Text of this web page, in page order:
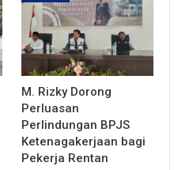
M. Rizky Dorong
Perluasan
Perlindungan BPJS
Ketenagakerjaan bagi
Pekerja Rentan